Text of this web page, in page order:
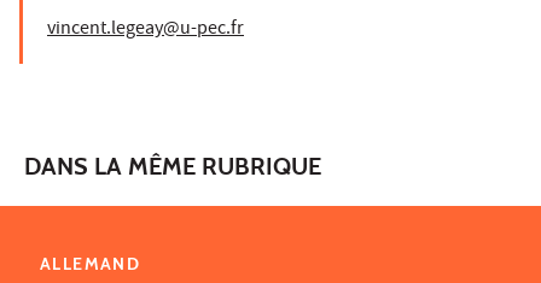
vincent.legeay@u-pec.fr
DANS LA MÊME RUBRIQUE
ALLEMAND